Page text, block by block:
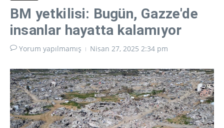
BM yetkilisi: Bugün, Gazze'de
insanlar hayatta kalamıyor
Yorum yapılmamış Nisan 27, 2025 2:34 pm